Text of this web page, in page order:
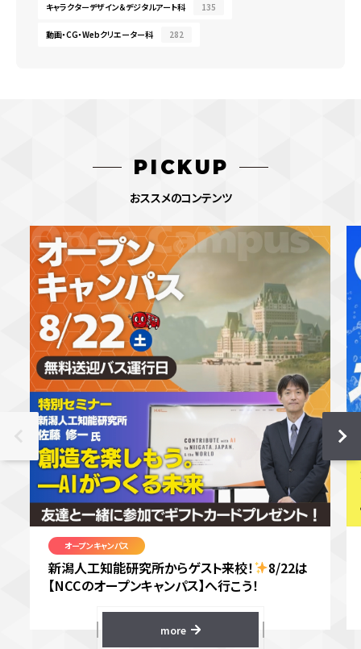
キャラクターデザイン＆デジタルアート科 135
動画・CG・Webクリエーター科 282
PICKUP
おススメのコンテンツ
オープンキャンパス
新潟人工知能研究所からゲスト来校！
8/22は
【NCCのオープンキャンパス】へ行こう！
more